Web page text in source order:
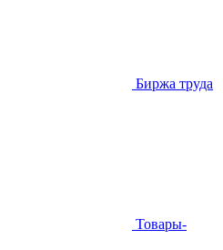
Биржа труда
Товары-